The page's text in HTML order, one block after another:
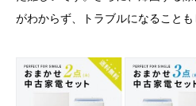
がわからず、トラブルになることも